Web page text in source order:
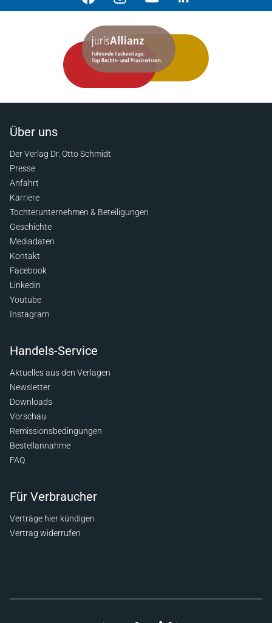
Über uns
Der Verlag Dr. Otto Schmidt
Presse
Anfahrt
Karriere
Tochterunternehmen & Beteiligungen
Geschichte
Mediadaten
Kontakt
Facebook
Linkedin
Youtube
Instagram
Handels-Service
Aktuelles aus den Verlagen
Newsletter
Downloads
Vorschau
Remissionsbedingungen
Bestellannahme
FAQ
Für Verbraucher
Verträge hier kündigen
Vertrag widerrufen